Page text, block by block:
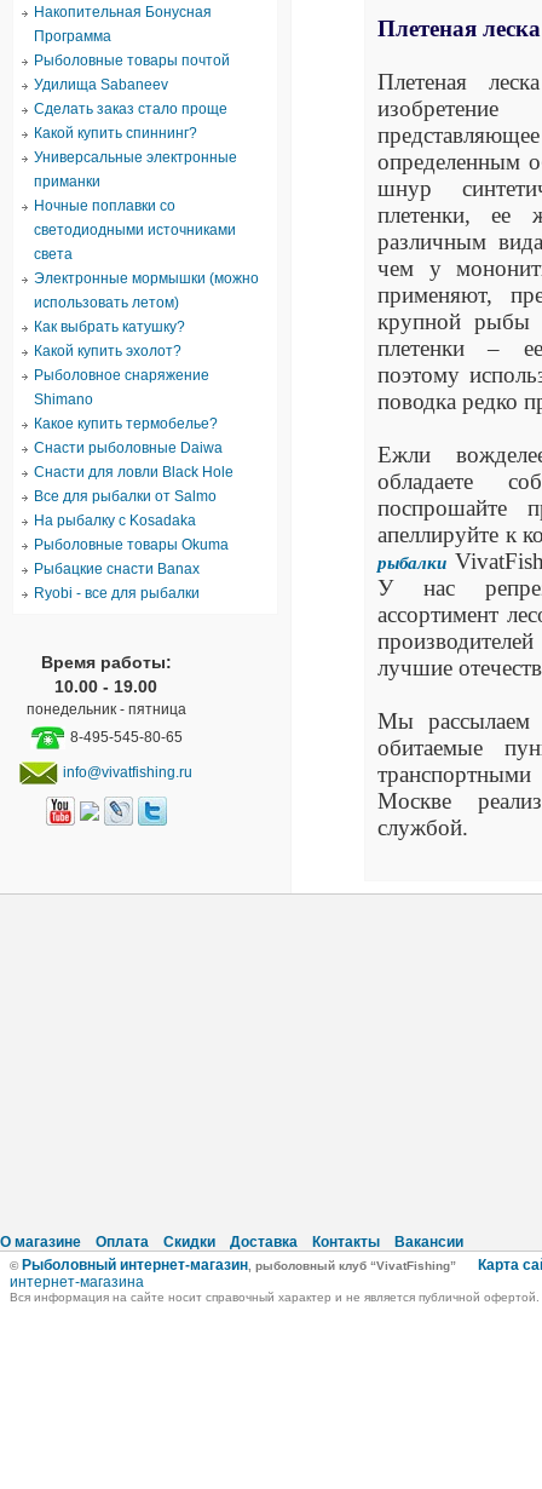
Накопительная Бонусная
Программа
Рыболовные товары почтой
Удилища Sabaneev
Сделать заказ стало проще
Какой купить спиннинг?
Универсальные электронные
приманки
Ночные поплавки со
светодиодными источниками
света
Электронные мормышки (можно
использовать летом)
Как выбрать катушку?
Какой купить эхолот?
Рыболовное снаряжение
Shimano
Какое купить термобелье?
Снасти рыболовные Daiwa
Снасти для ловли Black Hole
Все для рыбалки от Salmo
На рыбалку с Kosadaka
Рыболовные товары Okuma
Рыбацкие снасти Banax
Ryobi - все для рыбалки
Время работы:
10.00 - 19.00
понедельник - пятница
8-495-545-80-65
info@vivatfishing.ru
Плетеная леска
Плетеная
изобретение
определенным
шнур
плетенки, ее
различным
чем у
применяют,
крупной рыбы
плетенки –
поэтому
поводка редко
Ежли
обладаете
поспрошайте
апеллируйте к
рыбалки
У нас
ассортимент
лучшие
Мы рассылаем
обитаемые
Москве
службой.
О магазине Оплата Скидки Доставка Контакты Вакансии
© Рыболовный интернет-магазин , рыболовный клуб “VivatFishing”
Карта
интернет-магазина
Вся информация на сайте носит справочный характер и не является публичной офертой.